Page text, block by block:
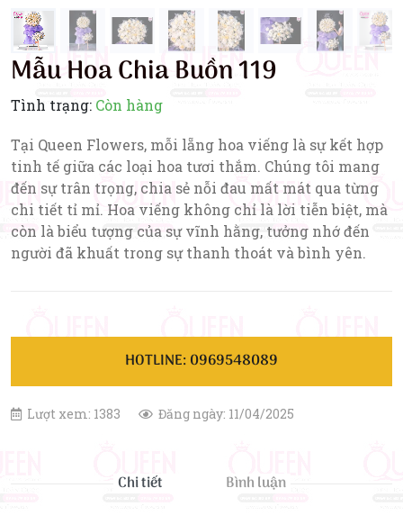
Mẫu Hoa Chia Buồn 119
Tình trạng: Còn hàng
Tại Queen Flowers, mỗi lẵng hoa viếng là sự kết hợp
tinh tế giữa các loại hoa tươi thắm. Chúng tôi mang
đến sự trân trọng, chia sẻ nỗi đau mất mát qua từng
chi tiết tỉ mỉ. Hoa viếng không chỉ là lời tiễn biệt, mà
còn là biểu tượng của sự vĩnh hằng, tưởng nhớ đến
người đã khuất trong sự thanh thoát và bình yên.
HOTLINE: 0969548089
Lượt xem: 1383 Đăng ngày: 11/04/2025
Chi tiết Bình luận